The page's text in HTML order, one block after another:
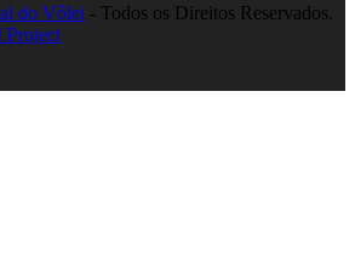
do Vôlei - Todos os Direitos Reservados.
Project